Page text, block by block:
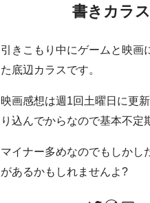
書きカラス
引きこもり中にゲームと映画
た底辺カラスです。
映画感想は週1回土曜日に更
り込んでからなので基本不定
マイナー多めなのでもしかし
があるかもしれませんよ?